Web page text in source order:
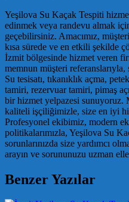
Yeşilova Su Kaçak Tespiti
edinmek veya randevu almak
geçebilirsiniz. Amacımız,
kısa sürede ve en etkili şekilde
İzmit bölgesinde hizmet veren
memnun müşteri referanslarıyla,
Su tesisatı, tıkanıklık açma,
tamiri, rezervuar tamiri, pimaş
bir hizmet yelpazesi sunuyoruz.
kaliteli işçiliğimizle, size en iyi
Profesyonel ekibimiz, modern
politikalarımızla, Yeşilova Su
sorunlarınızda size yardımcı
arayın ve sorununuzu uzman
Benzer Yazılar